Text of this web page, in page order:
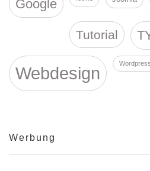
Google
Tutorial
Webdesign Wordpress
Werbung